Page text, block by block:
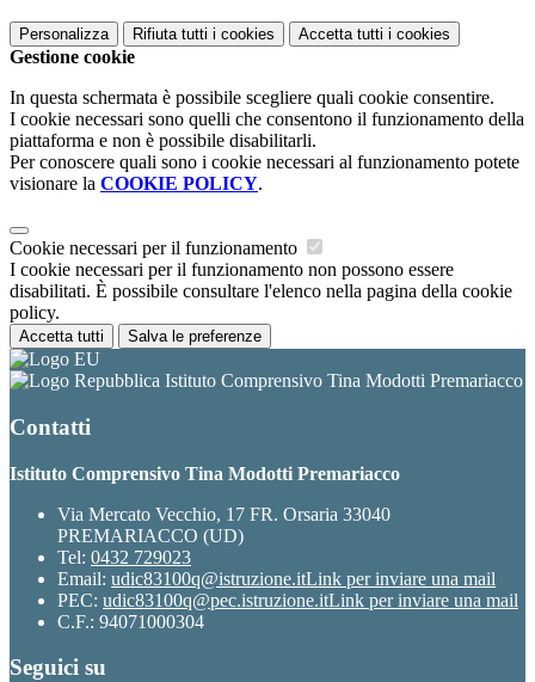
Personalizza Rifiuta tutti i cookies Accetta tutti i cookies
Gestione cookie
In questa schermata è possibile scegliere quali cookie consentire.
I cookie necessari sono quelli che consentono il funzionamento della
piattaforma e non è possibile disabilitarli.
Per conoscere quali sono i cookie necessari al funzionamento potete
visionare la COOKIE POLICY.
Cookie necessari per il funzionamento
I cookie necessari per il funzionamento non possono essere
disabilitati. È possibile consultare l'elenco nella pagina della cookie
policy.
Accetta tutti Salva le preferenze
Istituto Comprensivo Tina Modotti Premariacco
Contatti
Istituto Comprensivo Tina Modotti Premariacco
Via Mercato Vecchio, 17 FR. Orsaria 33040
PREMARIACCO (UD)
Tel: 0432 729023
Email: udic83100q@istruzione.itLink per inviare una mail
PEC: udic83100q@pec.istruzione.itLink per inviare una mail
C.F.: 94071000304
Seguici su